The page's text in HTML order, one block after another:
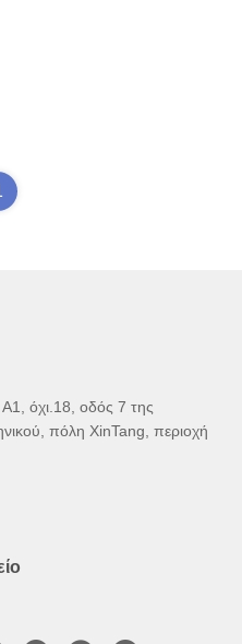
όχι.18, οδός 7 της
πόλη XinTang, περιοχή